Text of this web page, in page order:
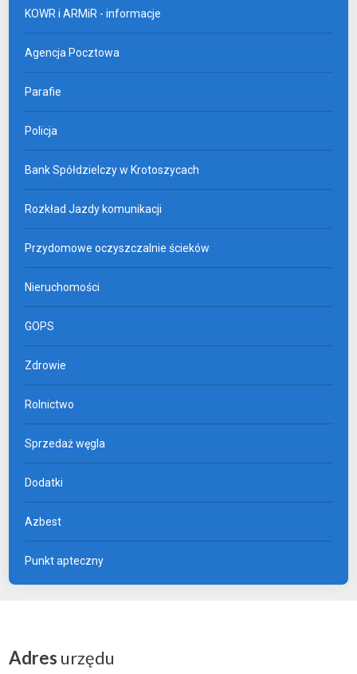
KOWR i ARMiR - informacje
Agencja Pocztowa
Parafie
Policja
Bank Spółdzielczy w Krotoszycach
Rozkład Jazdy komunikacji
Przydomowe oczyszczalnie ścieków
Nieruchomości
GOPS
Zdrowie
Rolnictwo
Sprzedaż węgla
Dodatki
Azbest
Punkt apteczny
Adres urzędu